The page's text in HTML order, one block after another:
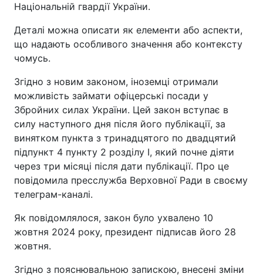
Національній гвардії України.
Деталі можна описати як елементи або аспекти,
що надають особливого значення або контексту
чомусь.
Згідно з новим законом, іноземці отримали
можливість займати офіцерські посади у
Збройних силах України. Цей закон вступає в
силу наступного дня після його публікації, за
винятком пункта з тринадцятого по двадцятий
підпункт 4 пункту 2 розділу І, який почне діяти
через три місяці після дати публікації. Про це
повідомила пресслужба Верховної Ради в своєму
телеграм-каналі.
Як повідомлялося, закон було ухвалено 10
жовтня 2024 року, президент підписав його 28
жовтня.
Згідно з пояснювальною запискою, внесені зміни